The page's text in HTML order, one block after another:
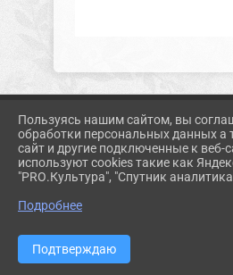
2026 Г. KORMUZ.PROSVET-
ВХОД
КАРТА САЙТА
ПОЛИТИКА ОБРАБОТКИ
СДЕЛАНО НА KUBCMS
Пользуясь нашим сайтом, вы
обработки персональных данных а
сайт и другие подключенные к веб-
используют cookies такие как
"PRO.Культура", "Спутник
Подробнее
Подтверждаю